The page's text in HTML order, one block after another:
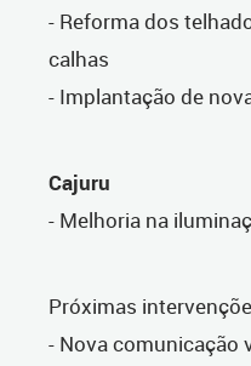
- Reforma dos
calhas
- Implantação de
Cajuru
- Melhoria na
Próximas
- Nova comunicação